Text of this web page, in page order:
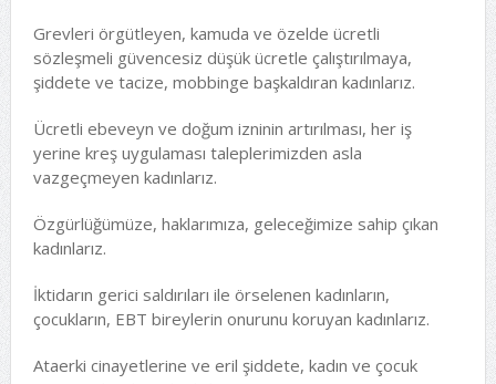
Grevleri örgütleyen, kamuda ve özelde ücretli
sözleşmeli güvencesiz düşük ücretle çalıştırılmaya,
şiddete ve tacize, mobbinge başkaldıran kadınlarız.
Ücretli ebeveyn ve doğum izninin artırılması, her iş
yerine kreş uygulaması taleplerimizden asla
vazgeçmeyen kadınlarız.
Özgürlüğümüze, haklarımıza, geleceğimize sahip çıkan
kadınlarız.
İktidarın gerici saldırıları ile örselenen kadınların,
çocukların, EBT bireylerin onurunu koruyan kadınlarız.
Ataerki cinayetlerine ve eril şiddete, kadın ve çocuk